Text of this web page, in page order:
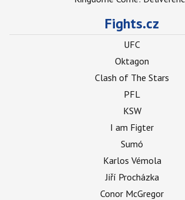
Fights.cz
UFC
Oktagon
Clash of The Stars
PFL
KSW
I am Figter
Sumó
Karlos Vémola
Jiří Procházka
Conor McGregor